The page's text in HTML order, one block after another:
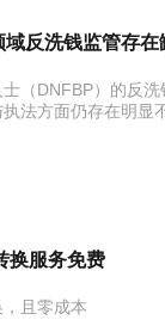
反洗钱监管存在
（DNFBP）的反
法方面仍存在明显
换服务免费
且零成本